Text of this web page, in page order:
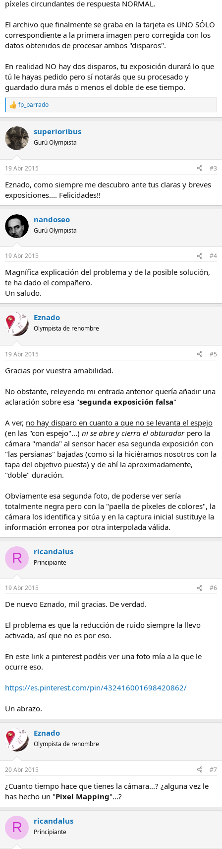
píxeles circundantes de respuesta NORMAL.
El archivo que finalmente se graba en la tarjeta es UNO SÓLO
correspondiente a la primera imagen pero corregida con los
datos obtenidos de procesar ambos "disparos".
En realidad NO hay dos disparos, tu exposición durará lo que
tú le hayas pedido pero sí notarás que su procesado y
guardado dura más o menos el doble de ese tiempo.
R
e
c
c
i
e
:
fp_parrado
superioribus
Gurú Olympista
19 Abr 2015 #3
Eznado, como siempre me descubro ante tus claras y breves
exposiciones.... Felicidades!!
nandoseo
Gurú Olympista
19 Abr 2015 #4
Magnífica explicación del problema y de la posible solución,
te ha dado el compañero.
Un saludo.
Eznado
Olympista de renombre
19 Abr 2015 #5
Gracias por vuestra amabilidad.
No obstante, releyendo mi entrada anterior quería añadir una
aclaración sobre esa "segunda exposición falsa"
A ver, no hay disparo en cuanto a que no se levanta el espejo
(en las "con espejo"...) ni se abre y cierra el obturadorpero la
cámara "manda" al sensor hacer esa segunda exposición con
"las persianas" bajadas (como si la hiciéramos nosotros con la
tapa del objetivo puesta) y de ahí la aproximadamente,
"doble" duración.
Obviamente esa segunda foto, de poderse ver sería
totalmente negra pero con la "paella de píxeles de colores", la
cámara los identifica y sitúa y en la captura inicial sustituye la
información erronea por otra interpolada válida.
R ricandalus
Principiante
19 Abr 2015 #6
De nuevo Eznado, mil gracias. De verdad.
El problema es que la reducción de ruido siempre la llevo
activada, así que no es por eso.
En este link a pinterest podéis ver una foto mía a la que le
ocurre eso.
https://es.pinterest.com/pin/432416001698420862/
Un abrazo.
Eznado
Olympista de renombre
20 Abr 2015 #7
¿Cuanto tiempo hace que tienes la cámara...? ¿alguna vez le
has hecho un "Pixel Mapping"...?
R ricandalus
Principiante